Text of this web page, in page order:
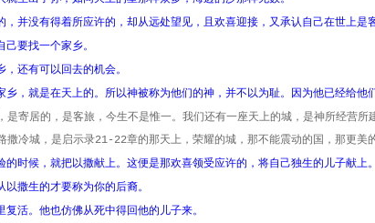
，并没有得着所应许的，却从远处望见，且欢喜迎接，又承认自己在世上是
要找一个家乡。
还有可以回去的机会。
乡，就是在天上的。所以神被称为他们的神，并不以为耻。因为他已经给他
寄居的，是客旅，今生不是惟一。我们还有一座天上的城，是神所经营所
撒冷城，是启示录21-22章的那天上，荣耀的城，那不能震动的国，那更美
的时候，就把以撒献上。这便是那欢喜领受应许的，将自己独生的儿子献上。
撒生的才要称为你的后裔。
活。他也仿佛从死中得回他的儿子来。